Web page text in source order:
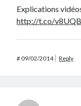
Explications
http://t.co/
#09/02/2014 Reply